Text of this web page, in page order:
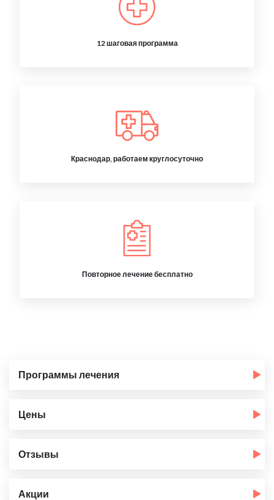
12 шаговая программа
Краснодар, работаем круглосуточно
Повторное лечение бесплатно
Программы лечения
Цены
Отзывы
Акции